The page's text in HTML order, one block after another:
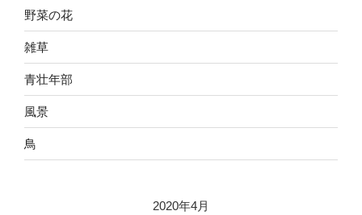
野菜の花
雑草
青壮年部
風景
鳥
2020年4月